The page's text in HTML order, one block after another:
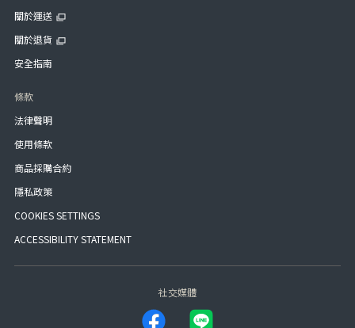
關於運送
關於退貨
安全指南
條款
法律聲明
使用條款
商品採購合約
隱私政策
COOKIES SETTINGS
ACCESSIBILITY STATEMENT
社交媒體